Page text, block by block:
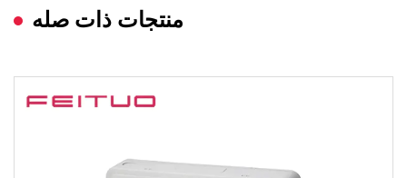
منتجات ذات صله